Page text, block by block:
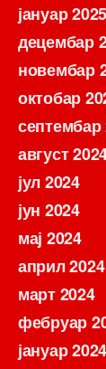
јануар 2025
децембар
новембар
октобар
септембар
август
јул 2024
јун 2024
мај 2024
април 2024
март 2024
фебруар
јануар 2024